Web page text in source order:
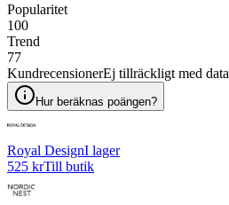
Popularitet
100
Trend
77
KundrecensionerEj tillräckligt med data
Hur beräknas poängen?
Royal DesignI lager
525 krTill butik